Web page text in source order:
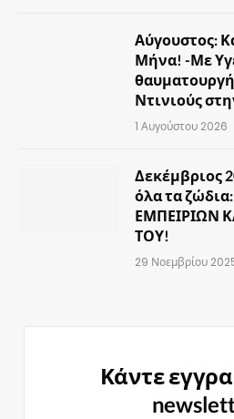
Αύγουστος:
Μήνα! -Με
Ντινιούς
1 Αυγούστου 2026
Δεκέμβριος
όλα τα
ΕΜΠΕΙΡΙΩΝ
ΤΟΥ!
29 Νοεμβρίου
Κάντε